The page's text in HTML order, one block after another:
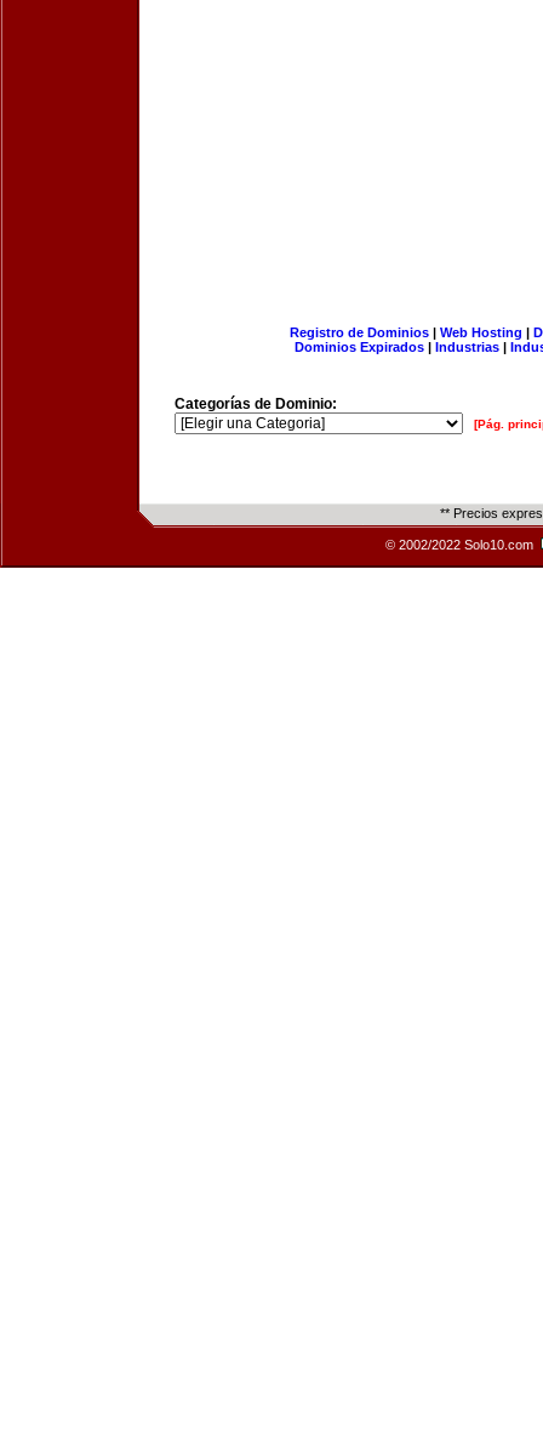
Registro de Dominios| Web Hosting |
Dominios Expirados | Industrias |
Categorías de Dominio:
[Pág.
** Precios
© 2002/2022 Solo10.com